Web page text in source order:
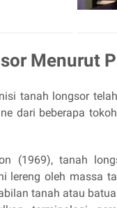
Menurut
tanah longsor
dari beberapa
(1969), tanah
lereng oleh massa
tanah atau